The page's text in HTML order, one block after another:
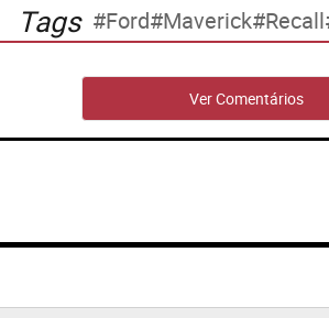
Tags Ford Maverick Recall
Ver Comentários